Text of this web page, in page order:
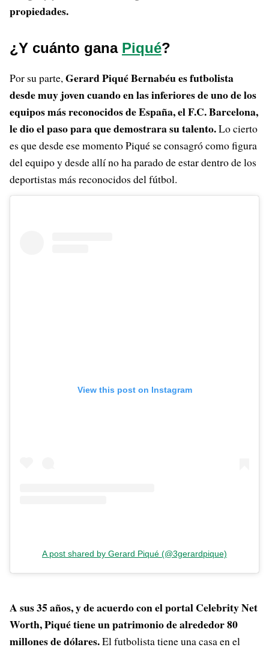
propiedades.
¿Y cuánto gana Piqué?
Por su parte,Gerard Piqué Bernabéu es futbolista
desde muy joven cuando en las inferiores de uno de los
equipos más reconocidos de España, el F.C. Barcelona,
le dio el paso para que demostrara su talento.Lo cierto
es que desde ese momento Piqué se consagró como figura
del equipo y desde allí no ha parado de estar dentro de los
deportistas más reconocidos del fútbol.
View this post on Instagram
A post shared by Gerard Piqué (@3gerardpique)
A sus 35 años, y de acuerdo con el portal Celebrity Net
Worth, Piqué tiene un patrimonio de alrededor 80
millones de dólares.El futbolista tiene una casa en el